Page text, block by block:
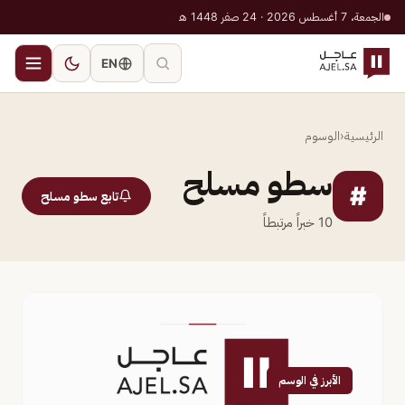
الجمعة، 7 أغسطس 2026 · 24 صفر 1448 هـ
EN
الرئيسية‹الوسوم
# سطو مسلح
10 خبراً مرتبطاً
تابع سطو مسلح
الأبرز في الوسم